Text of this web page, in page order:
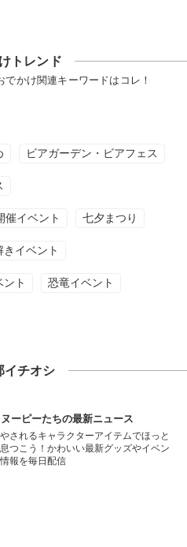
トレンド
かけ関連キーワードはコレ！
ビアガーデン・ビアフェス
催イベント 七夕まつり
きイベント
ント 恐竜イベント
イチオシ
ヌーピーたちの最新ニュース
されるキャラクターアイテムでほっと
つこう！かわいい最新グッズやイベン
情報を毎日配信